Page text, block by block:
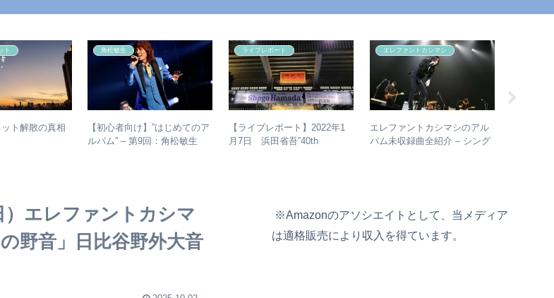
ト
ト解散の真相
角松敏生
【初心者向け】”はじめてのア
ルバム” – 第9回：角松敏生
ライブレポート
【ライブレポート】2022年1
月7日 浜田省吾”40th
エレファントカシマシ
エレファントカシマシのアル
バム未収録曲全紹介 – シング
）エレファントカシマ
野音」日比谷野外大音
※Amazonのアソシエイトとして、当メディア
は適格販売により収入を得ています。